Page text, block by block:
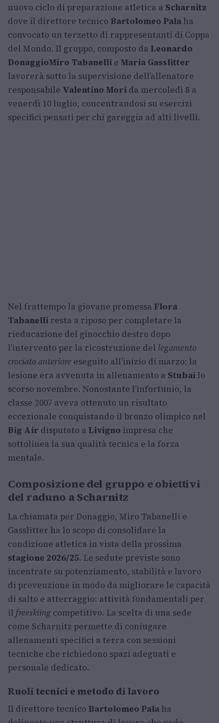
nuovo ciclo di preparazione atletica a Scharnitz
dove il direttore tecnico Bartolomeo Pala ha
convocato un terzetto di rappresentanti di Coppa
del Mondo. Il gruppo, composto da Leonardo
DonaggioMiro Tabanelli e Maria Gasslitter
lavorerà sotto la supervisione dell’allenatore
responsabile Valentino Mori da mercoledì 8 a
venerdì 10 luglio, concentrandosi su esercizi
specifici pensati per chi gareggia ad alti livelli.
Nel frattempo la giovane promessa Flora
Tabanelli resta a riposo per completare la
rieducazione del ginocchio destro dopo
l’intervento per la ricostruzione del legamento
crociato anteriore eseguito all’inizio di marzo; la
lesione era avvenuta in allenamento a Stubai lo
scorso novembre. Nonostante l’infortunio, la
classe 2007 aveva ottenuto un risultato
eccezionale conquistando il bronzo olimpico nel
Big Air disputato a Livigno impresa che
sottolinea la sua qualità tecnica e la forza
mentale.
Composizione del gruppo e obiettivi
del raduno a Scharnitz
La chiamata per Donaggio, Miro Tabanelli e
Gasslitter ha lo scopo di consolidare la
condizione atletica in vista della prossima
stagione 2026/25. Le sedute previste sono
incentrate su potenziamento, stabilità e lavoro
di prevenzione in modo da migliorare le capacità
di salto e atterraggio: attività fondamentali per
il freeskiing competitivo. La scelta di una sede
come Scharnitz permette di coniugare
allenamenti specifici a terra con sessioni
tecniche che richiedono spazi adeguati e
personale dedicato.
Ruoli tecnici e metodo di lavoro
Il direttore tecnico Bartolomeo Pala ha